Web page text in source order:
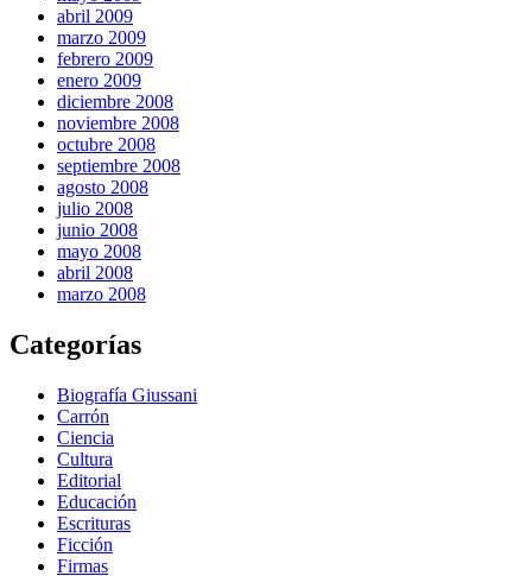
abril 2009
marzo 2009
febrero 2009
enero 2009
diciembre 2008
noviembre 2008
octubre 2008
septiembre 2008
agosto 2008
julio 2008
junio 2008
mayo 2008
abril 2008
marzo 2008
Categorías
Biografía Giussani
Carrón
Ciencia
Cultura
Editorial
Educación
Escrituras
Ficción
Firmas